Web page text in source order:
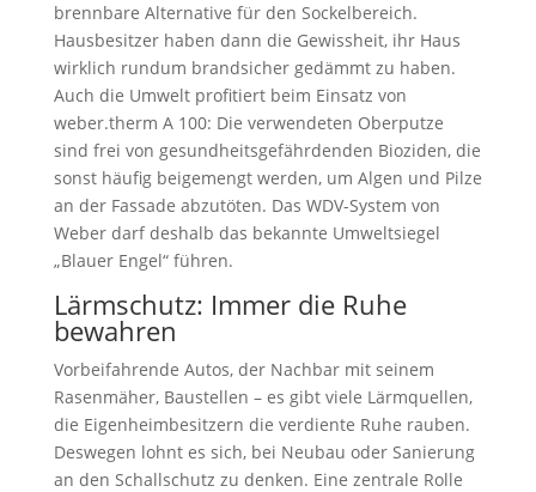
brennbare Alternative für den Sockelbereich.
Hausbesitzer haben dann die Gewissheit, ihr Haus
wirklich rundum brandsicher gedämmt zu haben.
Auch die Umwelt profitiert beim Einsatz von
weber.therm A 100: Die verwendeten Oberputze
sind frei von gesundheitsgefährdenden Bioziden, die
sonst häufig beigemengt werden, um Algen und Pilze
an der Fassade abzutöten. Das WDV-System von
Weber darf deshalb das bekannte Umweltsiegel
„Blauer Engel“ führen.
Lärmschutz: Immer die Ruhe
bewahren
Vorbeifahrende Autos, der Nachbar mit seinem
Rasenmäher, Baustellen – es gibt viele Lärmquellen,
die Eigenheimbesitzern die verdiente Ruhe rauben.
Deswegen lohnt es sich, bei Neubau oder Sanierung
an den Schallschutz zu denken. Eine zentrale Rolle